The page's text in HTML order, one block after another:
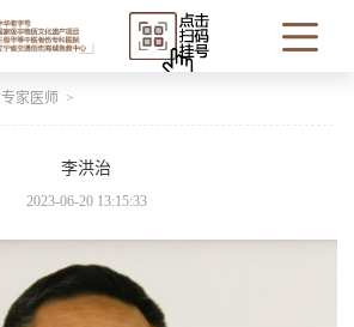
专家医师 >
李洪治
2023-06-20 13:15:33